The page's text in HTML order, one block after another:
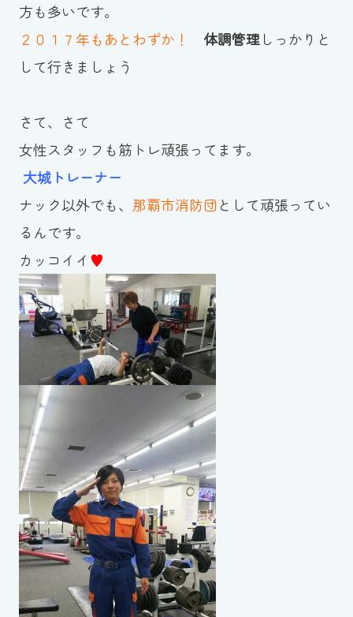
波スイタイムズ
お問い合わせ
Tel.098-863-7264
平日 9:00～22:00｜土祝 9:00～21:00
メールでお問い合わせ
体験申し込みはこちら!
方も多いです。
２０１７年もあとわずか！
体調管理しっかりと
して行きましょう
さて、さて
女性スタッフも筋トレ頑張ってます。
大城トレーナー
ナック以外でも、 那覇市消防団として頑張ってい
るんです。
カッコイイ ♥